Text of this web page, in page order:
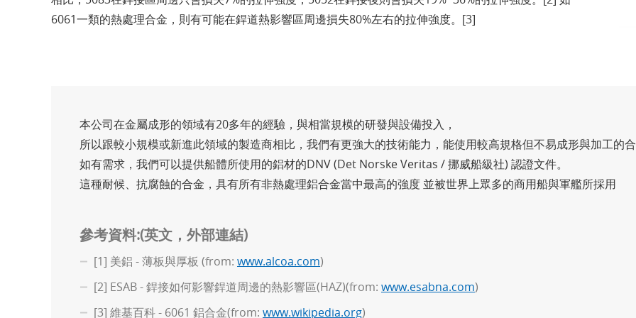
6061一類的熱處理合金，則有可能在銲道熱影響區周邊損失80%左右的拉伸強度。[3]
本公司在金屬成形的領域有20多年的經驗，與相當規模的研發與設備投入，
所以跟較小規模或新進此領域的製造商相比，我們有更強大的技術能力，能使用較高規格但不易成形與加工的
如有需求，我們可以提供船體所使用的鋁材的DNV (Det Norske Veritas / 挪威船級社) 認證文件。
這種耐候、抗腐蝕的合金，具有所有非熱處理鋁合金當中最高的強度 並被世界上眾多的商用船與軍艦所採用
參考資料:(英文，外部連結)
[1] 美鋁 - 薄板與厚板 (from: www.alcoa.com)
[2] ESAB - 銲接如何影響銲道周邊的熱影響區(HAZ)(from: www.esabna.com)
[3] 維基百科 - 6061 鋁合金(from: www.wikipedia.org)